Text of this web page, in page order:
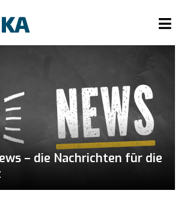
– die Nachrichten für die